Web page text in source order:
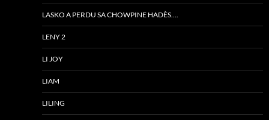
LASKO A PERDU SA CHOWPINE HADÈS….
LENY 2
LI JOY
LIAM
LILING